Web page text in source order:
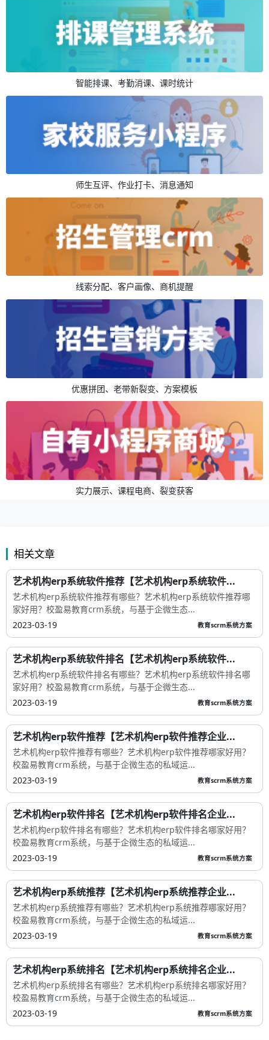
智能排课、考勤消课、课时统计
师生互评、作业打卡、消息通知
线索分配、客户画像、商机提醒
优惠拼团、老带新裂变、方案模板
实力展示、课程电商、裂变获客
相关文章
艺术机构erp系统软件推荐【艺术机构erp系统软件...
艺术机构erp系统软件推荐有哪些？艺术机构erp系统软件推荐哪
家好用？校盈易教育crm系统，与基于企微生态...
2023-03-19
教育scrm系统方案
艺术机构erp系统软件排名【艺术机构erp系统软件...
艺术机构erp系统软件排名有哪些？艺术机构erp系统软件排名哪
家好用？校盈易教育crm系统，与基于企微生态...
2023-03-19
教育scrm系统方案
艺术机构erp软件推荐【艺术机构erp软件推荐企业...
艺术机构erp软件推荐有哪些？艺术机构erp软件推荐哪家好用？
校盈易教育crm系统，与基于企微生态的私域运...
2023-03-19
教育scrm系统方案
艺术机构erp软件排名【艺术机构erp软件排名企业...
艺术机构erp软件排名有哪些？艺术机构erp软件排名哪家好用？
校盈易教育crm系统，与基于企微生态的私域运...
2023-03-19
教育scrm系统方案
艺术机构erp系统推荐【艺术机构erp系统推荐企业...
艺术机构erp系统推荐有哪些？艺术机构erp系统推荐哪家好用？
校盈易教育crm系统，与基于企微生态的私域运...
2023-03-19
教育scrm系统方案
艺术机构erp系统排名【艺术机构erp系统排名企业...
艺术机构erp系统排名有哪些？艺术机构erp系统排名哪家好用？
校盈易教育crm系统，与基于企微生态的私域运...
2023-03-19
教育scrm系统方案